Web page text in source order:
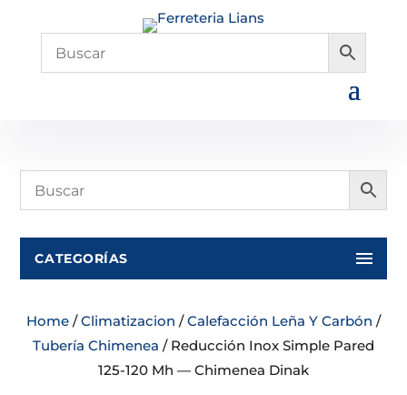
CATEGORÍAS
Home /Climatizacion /Calefacción Leña Y Carbón /
Tubería Chimenea / Reducción Inox Simple Pared
125-120 Mh — Chimenea Dinak